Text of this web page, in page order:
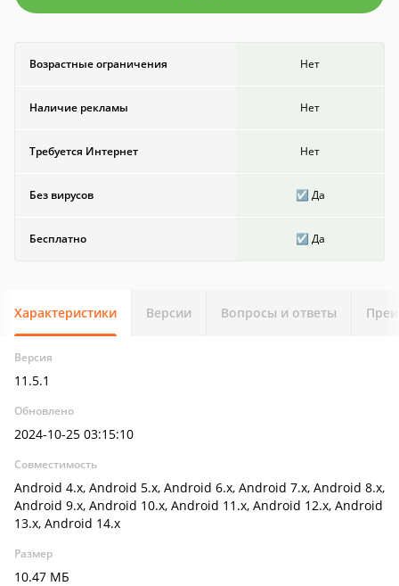
Возрастные ограничения Нет
Наличие рекламы Нет
Требуется Интернет Нет
Без вирусов ☑️ Да
Бесплатно ☑️ Да
Характеристики Версии Вопросы и ответы
Версия
11.5.1
Обновлено
2024-10-25 03:15:10
Совместимость
Android 4.x, Android 5.x, Android 6.x, Android 7.x, Android 8.x,
Android 9.x, Android 10.x, Android 11.x, Android 12.x, Android
13.x, Android 14.x
Размер
10.47 МБ